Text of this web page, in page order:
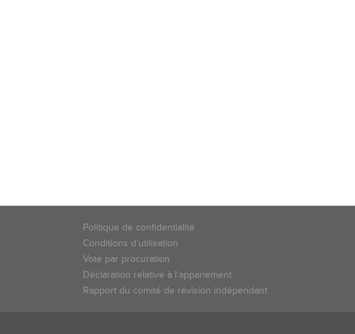
Politique de confidentialité
Conditions d’utilisation
Vote par procuration
Déclaration relative à l’appariement
Rapport du comité de révision indépendant